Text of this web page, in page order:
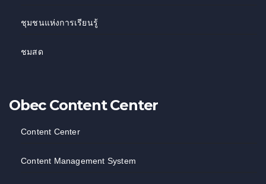
ชุมชนแห่งการเรียนรู้
ชมสด
Obec Content Center
Content Center
Content Management System